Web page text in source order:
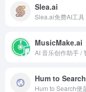
Slea.ai
MusicMake.ai
Hum to Search